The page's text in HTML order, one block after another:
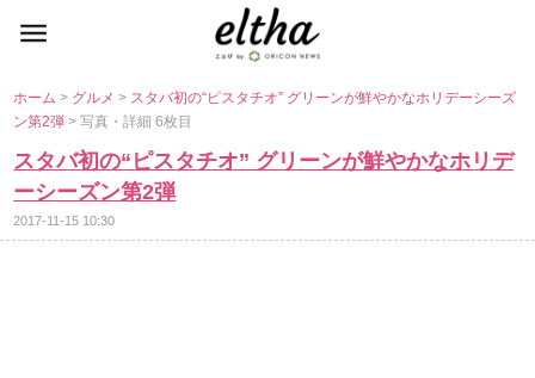
ホーム> グルメ> スタバ初の“ピスタチオ” グリーンが鮮やかなホリデーシーズ
ン第2弾> 写真・詳細 6枚目
スタバ初の“ピスタチオ” グリーンが鮮やかなホリデ
ーシーズン第2弾
2017-11-15 10:30